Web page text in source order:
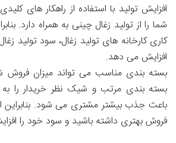
افزایش تولید با استفاده از راهکار های
شما را از تولید زغال چینی به همراه دارد.
کاری کارخانه های تولید زغال، سود تولید
افزایش می دهد.
بسته بندی مناسب می تواند میزان فروش
بسته بندی مرتب و شیک نظر خریدار را
باعث جذب بیشتر مشتری می شود. بنابراین
فروش بهتری داشته باشید و سود خود را